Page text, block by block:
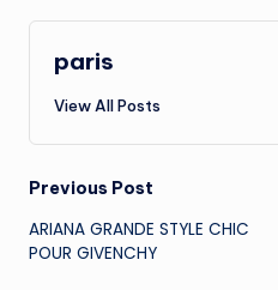
paris
View All Posts
Post
navigation
Previous Post
ARIANA GRANDE STYLE CHIC
POUR GIVENCHY